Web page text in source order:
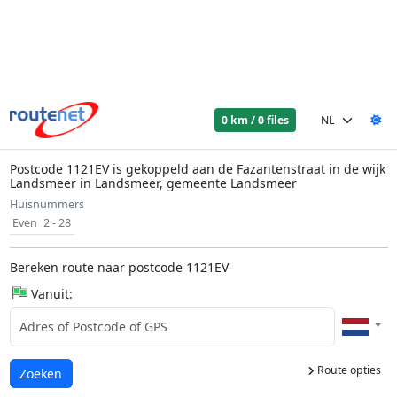
0 km / 0 files
Postcode 1121EV is gekoppeld aan de Fazantenstraat in de wijk
Landsmeer in Landsmeer, gemeente Landsmeer
Huisnummers
Even 2 - 28
Bereken route naar postcode 1121EV
Vanuit:
Route opties
Laden...
Zoeken